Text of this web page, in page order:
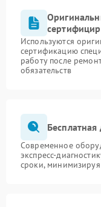
Используются
сертификацию
работу после
обязательств
Современное
экспресс-
сроки,